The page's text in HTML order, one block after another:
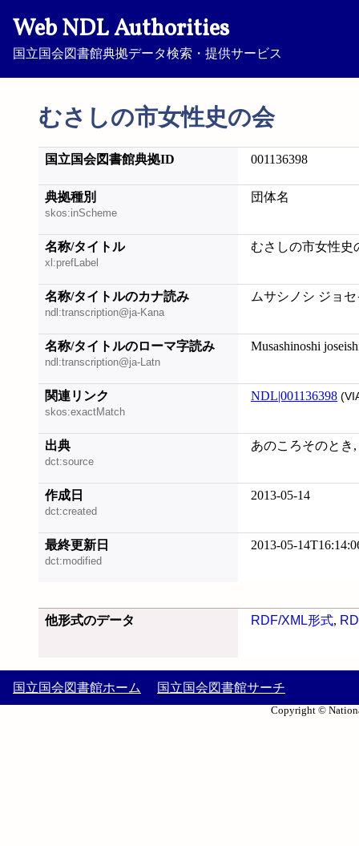
Web NDL Authorities
国立国会図書館典拠データ検索・提供サービス
むさしの市女性史の会
国立国会図書館典拠ID 001136398
典拠種別
skos:inScheme
団体名
名称/タイトル
xl:prefLabel
むさしの市女性史
名称/タイトルのカナ読み
ndl:transcription@ja-Kana
ムサシノシ ジョ
名称/タイトルのローマ字読み
ndl:transcription@ja-Latn
Musashinoshi
関連リンク
skos:exactMatch
NDL|001136398
出典
dct:source
あのころそのとき,
作成日
dct:created
2013-05-14
最終更新日
dct:modified
2013-05-
他形式のデータ RDF/XML形式,
国立国会図書館ホーム 国立国会図書館サーチ
Copyright ©